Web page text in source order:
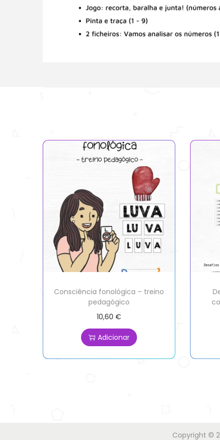
Consciência fonológica – treino
pedagógico
10,60 €
Adicionar
Copyright ©